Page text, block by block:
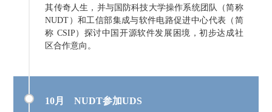
其传奇人生，并与国防科技大学操作系统团队（简称
NUDT）和工信部集成与软件电路促进中心代表（简
称 CSIP）探讨中国开源软件发展困境，初步达成社
区合作意向。
10月 NUDT参加UDS